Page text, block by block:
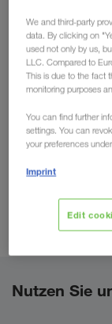
und Elektronik.
Nutzen Sie
We and third-party
data. By clicking on
used not only by us,
LLC. Compared to
This is due to the fact
monitoring purposes
You can find further
settings. You can
your preferences
Imprint
Edit